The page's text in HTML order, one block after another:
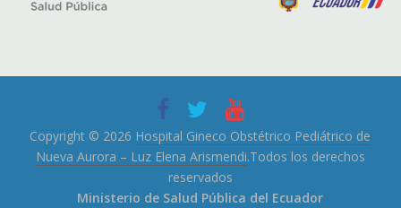
Copyright © 2026 Hospital Gineco Obstétrico Pediátrico de
Nueva Aurora – Luz Elena Arismendi.Todos los derechos
reservados
Ministerio de Salud Pública del Ecuador